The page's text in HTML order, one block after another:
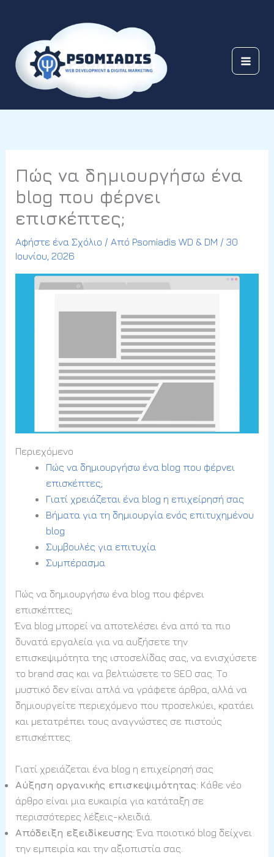
περιεχόμενο
Πώς να δημιουργήσω ένα
blog που φέρνει
επισκέπτες;
Αφήστε ένα Σχόλιο / Από Psomiadis WD & DM /30
Ιουνίου, 2026
Περιεχόμενο
Πώς να δημιουργήσω ένα blog που φέρνει
επισκέπτες;
Γιατί χρειάζεται ένα blog η επιχείρησή σας
Βήματα για τη δημιουργία ενός επιτυχημένου
blog
Συμβουλές για επιτυχία
Συμπέρασμα
Πώς να δημιουργήσω ένα blog που φέρνει
επισκέπτες;
Ένα blog μπορεί να αποτελέσει ένα από τα πιο
δυνατά εργαλεία για να αυξήσετε την
επισκεψιμότητα της ιστοσελίδας σας, να ενισχύσετε
το brand σας και να βελτιώσετε το SEO σας. Το
μυστικό δεν είναι απλά να γράφετε άρθρα, αλλά να
δημιουργείτε περιεχόμενο που προσελκύει, κρατάει
και μετατρέπει τους αναγνώστες σε πιστούς
επισκέπτες.
Γιατί χρειάζεται ένα blog η επιχείρησή σας
Αύξηση οργανικής επισκεψιμότητας: Κάθε νέο
άρθρο είναι μια ευκαιρία για κατάταξη σε
περισσότερες λέξεις-κλειδιά.
Απόδειξη εξειδίκευσης: Ένα ποιοτικό blog δείχνει
την εμπειρία και την αξιοπιστία σας.